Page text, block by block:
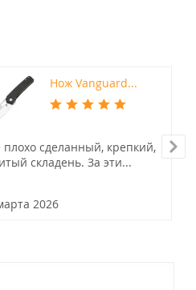
Нож Vanguard...
плохо сделанный, крепкий,
складень. За эти...
2026